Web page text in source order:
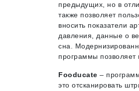
предыдущих, но в
также позволяет
вносить показатели
давления, данные о
сна.
программы позволяет
Fooducate –
это отсканировать